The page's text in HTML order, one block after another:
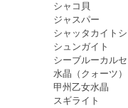
シャコ貝
ジャスパー
シャッタカイト
シュンガイト
シーブルーカル
水晶（クォーツ）
甲州乙女水晶
スギライト